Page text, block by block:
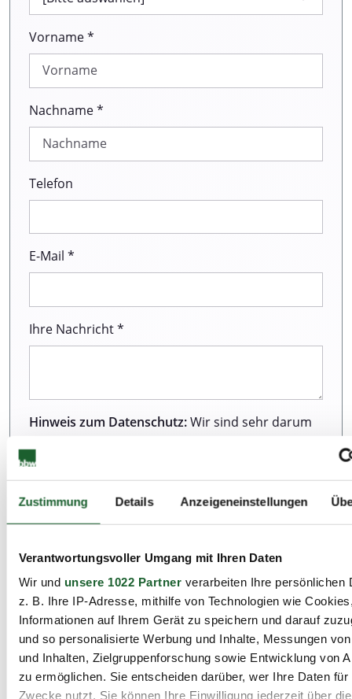
Zustimmung Details Anzeigeneinstellungen
Verantwortungsvoller Umgang mit Ihren Daten
Wir und unsere 1022 Partnerverarbeiten Ihre persönlichen
z. B. Ihre IP-Adresse, mithilfe von Technologien wie
Informationen auf Ihrem Gerät zu speichern und darauf
und so personalisierte Werbung und Inhalte, Messungen
und Inhalten, Zielgruppenforschung sowie Entwicklung von
zu ermöglichen. Sie entscheiden darüber, wer Ihre Daten für
Zwecke nutzt. Sie können Ihre Einwilligung jederzeit über
Vorname *
Nachname *
Telefon
E-Mail *
Ihre Nachricht *
Hinweis zum Datenschutz:Wir sind sehr darum
unserer Webseite einen ausgezeichneten Service
zu bieten. Dazu gehört auch der Schutz Ihrer
Daten. Weitere Informationen zur Erhebung und
Verarbeitung personenbezogener Daten können
Ich habe die Datenschutzbestimmungen zur
Kenntnis genommen.*